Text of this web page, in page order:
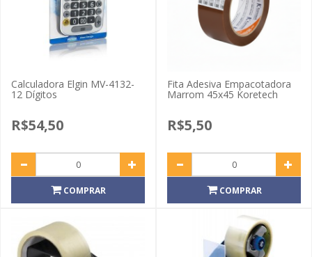
Calculadora Elgin MV-4132-
12 Dígitos
R$54,50
COMPRAR
Fita Adesiva Empacotadora
Marrom 45x45 Koretech
R$5,50
COMPRAR